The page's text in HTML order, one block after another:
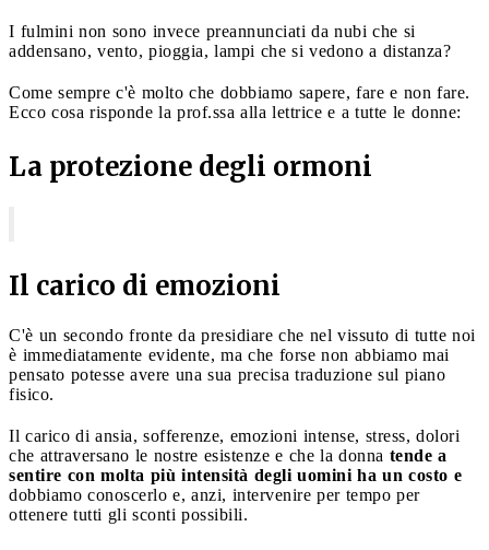
I fulmini non sono invece preannunciati da nubi che si
addensano, vento, pioggia, lampi che si vedono a distanza?
Come sempre c'è molto che dobbiamo sapere, fare e non fare.
Ecco cosa risponde la prof.ssa alla lettrice e a tutte le donne:
La protezione degli ormoni
Il carico di emozioni
C'è un secondo fronte da presidiare che nel vissuto di tutte noi
è immediatamente evidente, ma che forse non abbiamo mai
pensato potesse avere una sua precisa traduzione sul piano
fisico.
Il carico di ansia, sofferenze, emozioni intense, stress, dolori
che attraversano le nostre esistenze e che la donna tende a
sentire con molta più intensità degli uomini ha un costo e
dobbiamo conoscerlo e, anzi, intervenire per tempo per
ottenere tutti gli sconti possibili.